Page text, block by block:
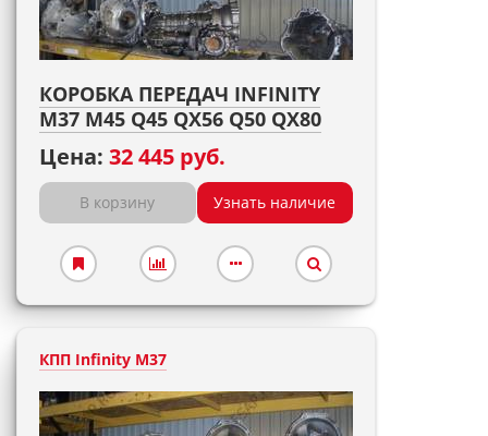
КОРОБКА ПЕРЕДАЧ INFINITY
M37 M45 Q45 QX56 Q50 QX80
Цена: 32 445 руб.
В корзину Узнать наличие
КПП Infinity M37